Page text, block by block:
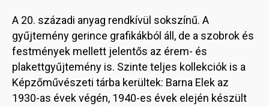
A 20. századi anyag rendkívül sokszínű. A
gyűjtemény gerince grafikákból áll, de a szobrok és
festmények mellett jelentős az érem- és
plakettgyűjtemény is. Szinte teljes kollekciók is a
Képzőművészeti tárba kerültek: Barna Elek az
1930-as évek végén, 1940-es évek elején készült